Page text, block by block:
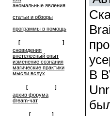
аномальные явления
статьи и обзоры
программы в помощь
[
]
cновидения
внетелесный опыт
изменение сознания
магические практики
мысли вслух
[
]
архив форума
dream-чат
[
]
В